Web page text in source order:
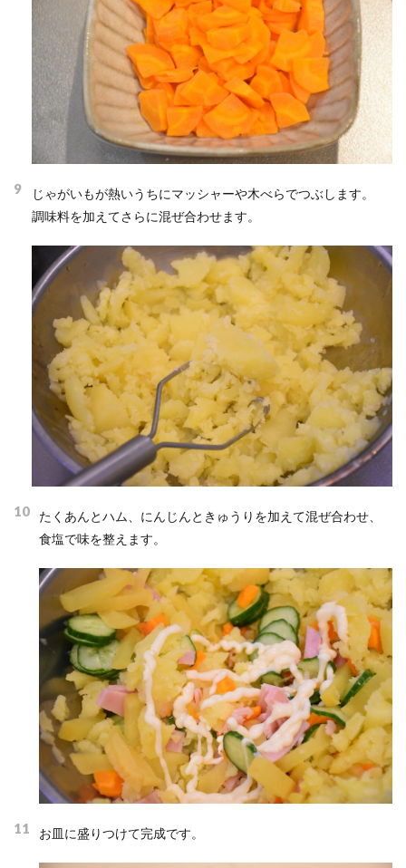
9
じゃがいもが熱いうちにマッシャーや木べらでつぶします。
調味料を加えてさらに混ぜ合わせます。
10
たくあんとハム、にんじんときゅうりを加えて混ぜ合わせ、
食塩で味を整えます。
11 お皿に盛りつけて完成です。